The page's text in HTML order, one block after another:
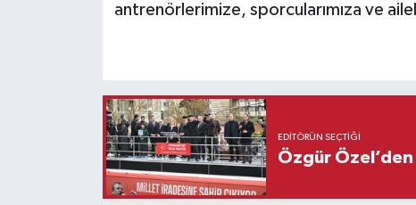
antrenörlerimize, sporcularımıza ve
EDITÖRÜN SEÇTIĞI
Özgür Özel’den